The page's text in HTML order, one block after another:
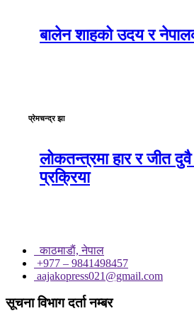
बालेन शाहको उदय र
प्रेमचन्द्र झा
लोकतन्त्रमा हार र जीत दुवै
प्रक्रिया
काठमाडाैं, नेपाल
+977 – 9841498457
aajakopress021@gmail.com
सूचना विभाग दर्ता नम्बर